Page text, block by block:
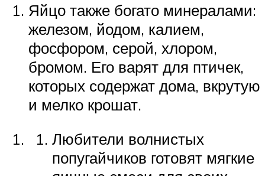
Яйцо также богато минералами:
железом, йодом, калием,
фосфором, серой, хлором,
бромом. Его варят для птичек,
которых содержат дома, вкрутую
и мелко крошат.
Любители волнистых
попугайчиков готовят мягкие